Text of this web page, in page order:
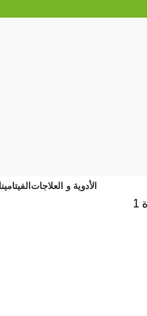
الأدوية و العلاجات